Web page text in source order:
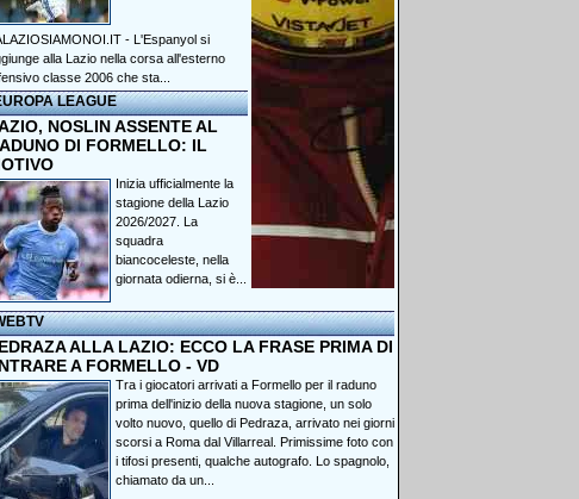
- L'Espanyol si
alla Lazio nella corsa all'esterno
classe 2006 che sta...
LEAGUE
NOSLIN ASSENTE AL
DI FORMELLO: IL
Inizia ufficialmente la
stagione della Lazio
2026/2027. La
squadra
biancoceleste, nella
giornata odierna, si è...
ALLA LAZIO: ECCO LA FRASE PRIMA DI
A FORMELLO - VD
Tra i giocatori arrivati a Formello per il raduno
prima dell'inizio della nuova stagione, un solo
volto nuovo, quello di Pedraza, arrivato nei giorni
scorsi a Roma dal Villarreal. Primissime foto con
i tifosi presenti, qualche autografo. Lo spagnolo,
chiamato da un...